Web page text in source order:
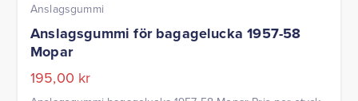
Anslagsgummi
Anslagsgummi för bagagelucka 1957-58
Mopar
195,00 kr